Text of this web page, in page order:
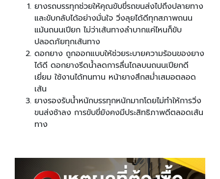
ยางรถบรรทุกช่วยให้คุณขับขี่รถขนส่งไปถึงปลายทาง
และขับกลับได้อย่างมั่นใจ วิ่งลุยได้ดีทุกสภาพถนน
แม้นถนนเปียก ไม่ว่าเส้นทางลำบากแค่ไหนก็ขับ
ปลอดภัยทุกเส้นทาง
ดอกยาง ถูกออกแบบให้ช่วยระบายความร้อนของยาง
ได้ดี ดอกยางรีดน้ำลดการลื่นไถลบนถนนเปียกดี
เยี่ยม ใช้งานได้ทนทาน หน้ายางสึกสม่ำเสมอตลอด
เส้น
ยางรองรับน้ำหนักบรรทุกหนักมากโดยไม่ทำให้การวิ่ง
ขนส่งช้าลง การขับขี่ยังคงมีประสิทธิภาพดีตลอดเส้น
ทาง